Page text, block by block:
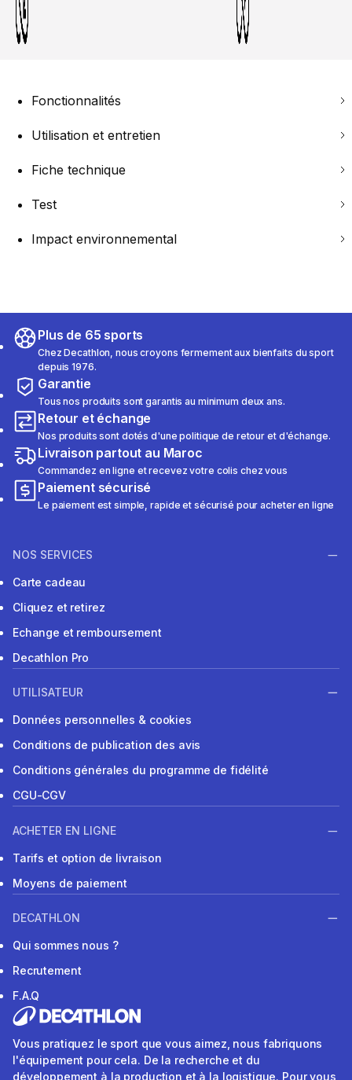
Fonctionnalités
Utilisation et entretien
Fiche technique
Test
Impact environnemental
Plus de 65 sports
Chez Decathlon, nous croyons fermement aux bienfaits du sport
depuis 1976.
Garantie
Tous nos produits sont garantis au minimum deux ans.
Retour et échange
Nos produits sont dotés d'une politique de retour et d'échange.
Livraison partout au Maroc
Commandez en ligne et recevez votre colis chez vous
Paiement sécurisé
Le paiement est simple, rapide et sécurisé pour acheter en ligne
NOS SERVICES
Carte cadeau
Cliquez et retirez
Echange et remboursement
Decathlon Pro
UTILISATEUR
Données personnelles & cookies
Conditions de publication des avis
Conditions générales du programme de fidélité
CGU-CGV
ACHETER EN LIGNE
Tarifs et option de livraison
Moyens de paiement
DECATHLON
Qui sommes nous ?
Recrutement
F.A.Q
Vous pratiquez le sport que vous aimez, nous fabriquons
l'équipement pour cela. De la recherche et du
développement à la production et à la logistique. Pour vous,